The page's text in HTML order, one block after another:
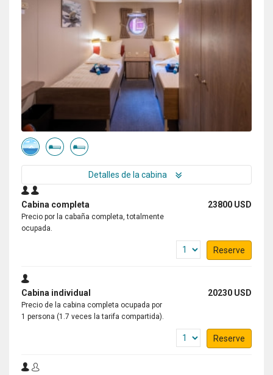
Detalles de la cabina
Cabina completa 23800 USD
Precio por la cabaña completa, totalmente
ocupada.
Reserve
Cabina individual 20230 USD
Precio de la cabina completa ocupada por
1 persona (1.7 veces la tarifa compartida).
Reserve